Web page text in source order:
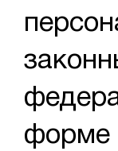
форме